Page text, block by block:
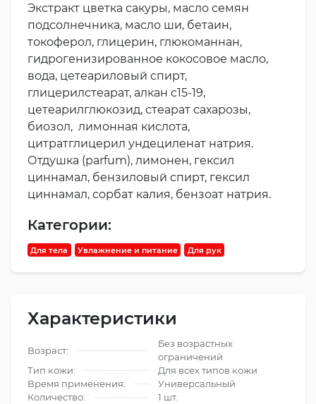
Экстракт цветка сакуры, масло семян
подсолнечника, масло ши, бетаин,
токоферол, глицерин, глюкоманнан,
гидрогенизированное кокосовое масло,
вода, цетеариловый спирт,
глицерилстеарат, алкан c15-19,
цетеарилглюкозид, стеарат сахарозы,
биозол, лимонная кислота,
цитратглицерил ундециленат натрия.
Отдушка (parfum), лимонен, гексил
циннамал, бензиловый спирт, гексил
циннамал, сорбат калия, бензоат натрия.
Категории:
Для тела Увлажнение и питание Для рук
Характеристики
Возраст:
Без возрастных
ограничений
Тип кожи:
Для всех типов кожи
Время применения:
Универсальный
Количество:
1 шт.